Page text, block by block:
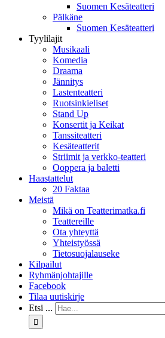
Suomen Kesäteatteri
Pälkäne
Suomen Kesäteatteri
Tyylilajit
Musikaali
Komedia
Draama
Jännitys
Lastenteatteri
Ruotsinkieliset
Stand Up
Konsertit ja Keikat
Tanssiteatteri
Kesäteatterit
Striimit ja verkko-teatteri
Ooppera ja baletti
Haastattelut
20 Faktaa
Meistä
Mikä on Teatterimatka.fi
Teattereille
Ota yhteyttä
Yhteistyössä
Tietosuojalauseke
Kilpailut
Ryhmänjohtajille
Facebook
Tilaa uutiskirje
Etsi ...